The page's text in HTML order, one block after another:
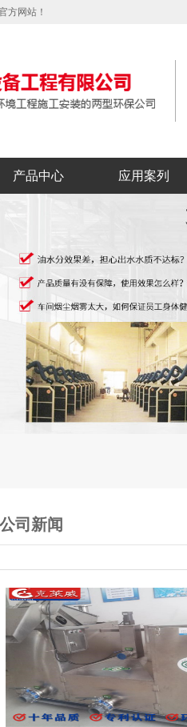
方网站！
产品中心 应用案列
公司新闻